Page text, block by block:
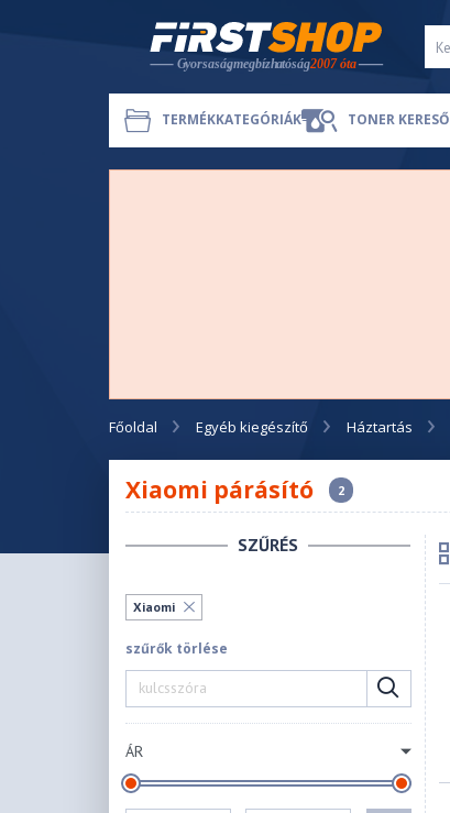
TERMÉKKATEGÓRIÁK TONER KERESŐ
Főoldal Egyéb kiegészítő Háztartás
Xiaomi párásító 2
SZŰRÉS
Xiaomi
szűrők törlése
ÁR